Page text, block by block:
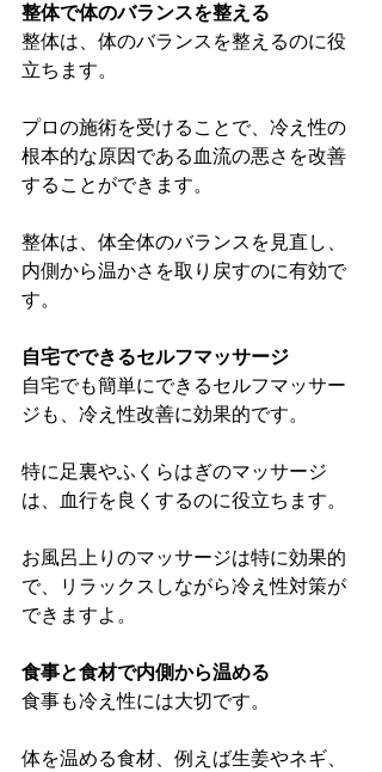
整体で体のバランスを整える
整体は、体のバランスを整えるのに役
立ちます。
プロの施術を受けることで、冷え性の
根本的な原因である血流の悪さを改善
することができます。
整体は、体全体のバランスを見直し、
内側から温かさを取り戻すのに有効で
す。
自宅でできるセルフマッサージ
自宅でも簡単にできるセルフマッサー
ジも、冷え性改善に効果的です。
特に足裏やふくらはぎのマッサージ
は、血行を良くするのに役立ちます。
お風呂上りのマッサージは特に効果的
で、リラックスしながら冷え性対策が
できますよ。
食事と食材で内側から温める
食事も冷え性には大切です。
体を温める食材、例えば生姜やネギ、